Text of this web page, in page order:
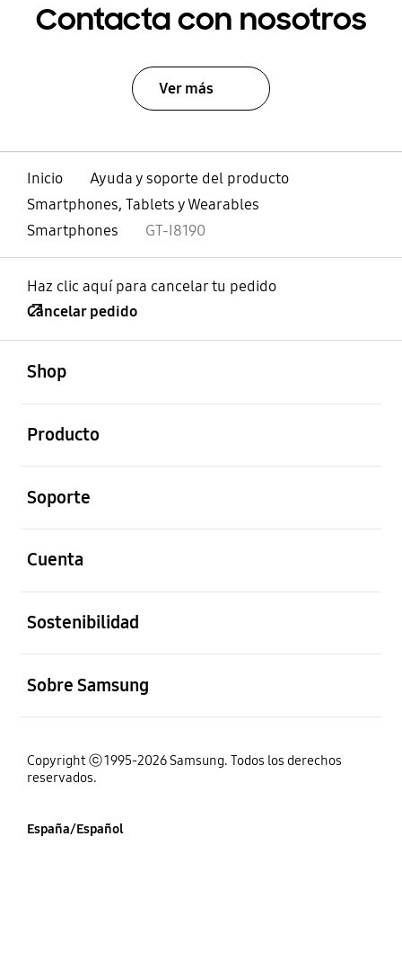
Contacta con nosotros
Ver más
Inicio
Ayuda y soporte del producto
Smartphones, Tablets y Wearables
Smartphones
GT-I8190
Haz clic aquí para cancelar tu pedido
Cancelar pedido
Shop
Producto
Soporte
Cuenta
Sostenibilidad
Sobre Samsung
Copyright ⓒ 1995-2026 Samsung. Todos los derechos
reservados.
España/Español